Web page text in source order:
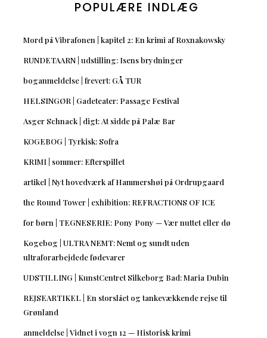
POPULÆRE INDLÆG
Mord på Vibrafonen | kapitel 2: En krimi af Roxnakowsky
RUNDETAARN | udstilling: Isens brydninger
boganmeldelse | frevert: GÅ TUR
HELSINGØR | Gadeteater: Passage Festival
Asger Schnack | digt: At sidde på Palæ Bar
KOGEBOG | Tyrkisk: Sofra
KRIMI | sommer: Efterspillet
artikel | Nyt hovedværk af Hammershøi på Ordrupgaard
the Round Tower | exhibition: REFRACTIONS OF ICE
for børn | TEGNESERIE: Pony Pony — Vær nuttet eller dø
Kogebog | ULTRA NEMT: Nemt og sundt uden
ultraforarbejdede fødevarer
UDSTILLING | KunstCentret Silkeborg Bad: Maria Dubin
REJSEARTIKEL | En storslået og tankevækkende rejse til
Grønland
anmeldelse | Vidnet i vogn 12 — Historisk krimi